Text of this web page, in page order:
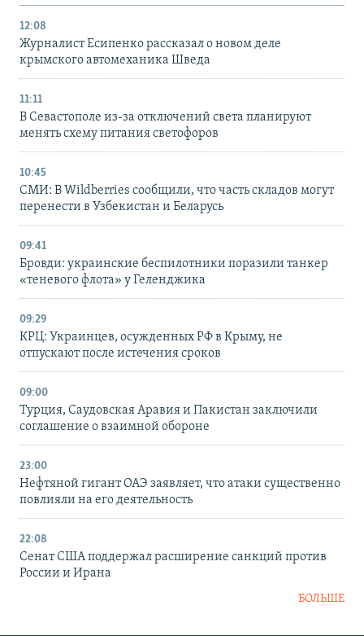
12:08
Журналист Есипенко рассказал о новом деле
крымского автомеханика Шведа
11:11
В Севастополе из-за отключений света планируют
менять схему питания светофоров
10:45
СМИ: В Wildberries сообщили, что часть складов могут
перенести в Узбекистан и Беларусь
09:41
Бровди: украинские беспилотники поразили танкер
«теневого флота» у Геленджика
09:29
КРЦ: Украинцев, осужденных РФ в Крыму, не
отпускают после истечения сроков
09:00
Турция, Саудовская Аравия и Пакистан заключили
соглашение о взаимной обороне
23:00
Нефтяной гигант ОАЭ заявляет, что атаки существенно
повлияли на его деятельность
22:08
Сенат США поддержал расширение санкций против
России и Ирана
БОЛЬШЕ